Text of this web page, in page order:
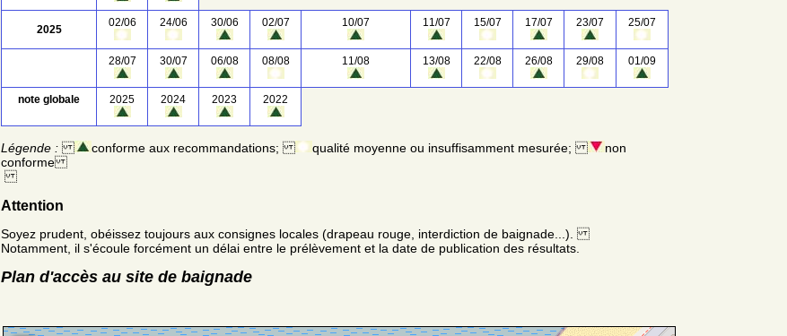
2025
02/06 24/06 30/06 02/07 10/07 11/07 15/07 17/07 23/07 25/07
28/07 30/07 06/08 08/08 11/08 13/08 22/08 26/08 29/08 01/09
note globale 2025 2024 2023 2022
Légende : conforme aux recommandations; qualité moyenne ou insuffisamment mesurée;
non
conforme
Attention
Soyez prudent, obéissez toujours aux consignes locales (drapeau rouge, interdiction de baignade...).
Notamment, il s'écoule forcément un délai entre le prélèvement et la date de publication des résultats.
Plan d'accès au site de baignade